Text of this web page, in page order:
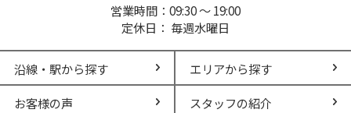
営業時間：09:30 ～ 19:00
定休日： 毎週水曜日
沿線・駅から探す エリアから探す
お客様の声 スタッフの紹介